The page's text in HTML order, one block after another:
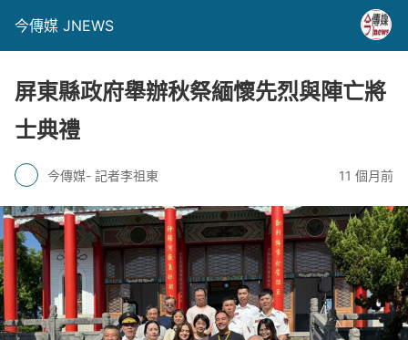
今傳媒 JNEWS
屏東縣政府舉辦秋祭緬懷先烈與陣亡將
士典禮
今傳媒- 記者李祖東 11 個月前